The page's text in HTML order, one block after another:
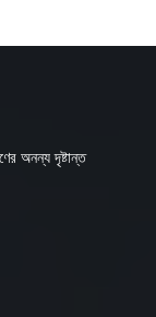
অনন্য দৃষ্টান্ত